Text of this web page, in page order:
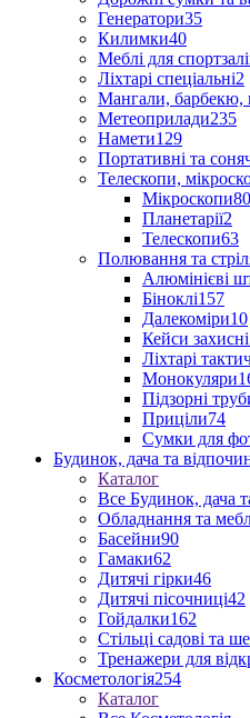
Генератори35
Килимки40
Меблі для
Ліхтарі спеціальні2
Мангали, барбекю,
Метеоприлади235
Намети129
Портативні та
Телескопи,
Мікроскопи80
Планетарії2
Телескопи63
Полювання та
Алюмінієві
Біноклі157
Далекоміри10
Кейси захисні
Ліхтарі
Монокуляри
Підзорні
Приціли74
Сумки для
Будинок, дача та
Каталог
Все Будинок, дача
Обладнання та
Басейни90
Гамаки62
Дитячі гірки46
Дитячі пісочниці42
Гойдалки162
Стільці садові та
Тренажери для
Косметологія254
Каталог